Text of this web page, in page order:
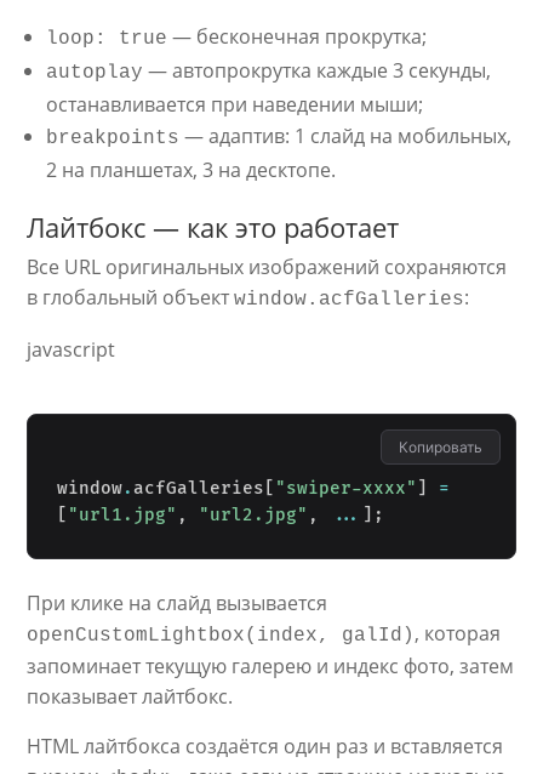
loop: true — бесконечная прокрутка;
autoplay — автопрокрутка каждые 3 секунды,
останавливается при наведении мыши;
breakpoints — адаптив: 1 слайд на мобильных,
2 на планшетах, 3 на десктопе.
Лайтбокс — как это работает
Все URL оригинальных изображений сохраняются
в глобальный объектwindow.acfGalleries:
javascript
window.acfGalleries [ "swiper-xxxx" ]
=
[ "url1.jpg" , "url2.jpg" , ... ] ;
Копировать
При клике на слайд вызывается
openCustomLightbox(index, galId), которая
запоминает текущую галерею и индекс фото, затем
показывает лайтбокс.
HTML лайтбокса создаётся один раз и вставляется